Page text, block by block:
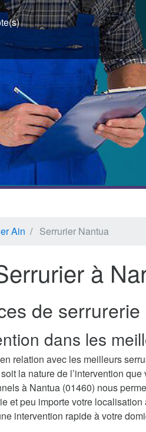
Ain Serrurier Nantua
à
de
dans les
relation avec les meilleurs
la nature de l’intervention
à Nantua (01460) nous
et peu importe votre
intervention rapide à votre